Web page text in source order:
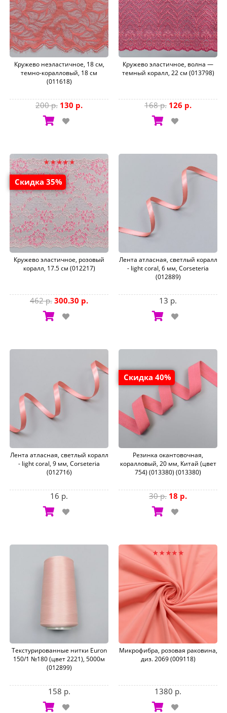
Кружево неэластичное, 18 см,
темно-коралловый, 18 см
(011618)
200 р. 130 р.
Кружево эластичное, волна —
темный коралл, 22 см (013798)
168 р. 126 р.
Скидка 35%
Кружево эластичное, розовый
коралл, 17.5 см (012217)
462 р. 300.30 р.
Лента атласная, светлый коралл
- light coral, 6 мм, Corseteria
(012889)
13 р.
Лента атласная, светлый коралл
- light coral, 9 мм, Corseteria
(012716)
16 р.
Скидка 40%
Резинка окантовочная,
коралловый, 20 мм, Китай (цвет
754) (013380) (013380)
30 р. 18 р.
Текстурированные нитки Euron
150/1 №180 (цвет 2221), 5000м
(012899)
158 р.
Микрофибра, розовая раковина,
диз. 2069 (009118)
1380 р.